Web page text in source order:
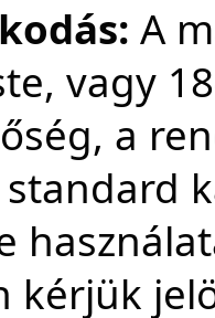
A
vagy
a
standard
kérjük